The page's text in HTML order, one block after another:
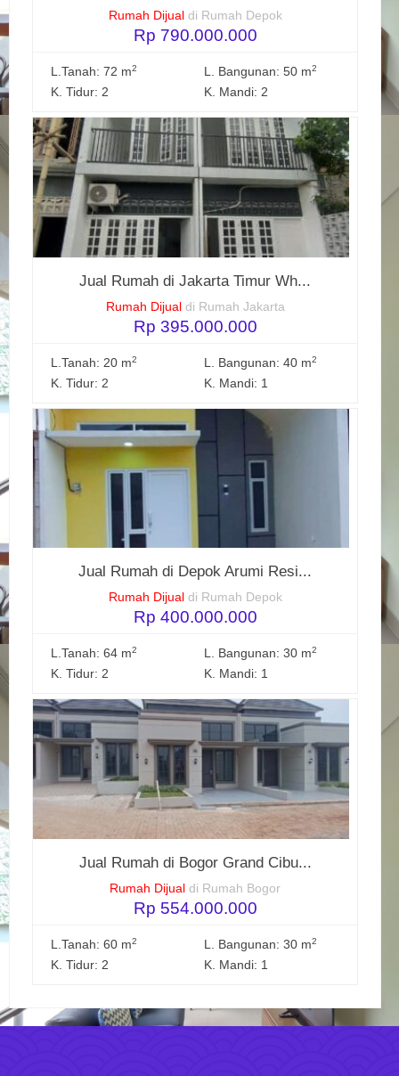
Rumah Dijual di Rumah Depok
Rp 790.000.000
L.Tanah: 72 m2 L. Bangunan: 50 m2
K. Tidur: 2 K. Mandi: 2
Jual Rumah di Jakarta Timur Wh...
Rumah Dijual di Rumah Jakarta
Rp 395.000.000
L.Tanah: 20 m2 L. Bangunan: 40 m2
K. Tidur: 2 K. Mandi: 1
Jual Rumah di Depok Arumi Resi...
Rumah Dijual di Rumah Depok
Rp 400.000.000
L.Tanah: 64 m2 L. Bangunan: 30 m2
K. Tidur: 2 K. Mandi: 1
Jual Rumah di Bogor Grand Cibu...
Rumah Dijual di Rumah Bogor
Rp 554.000.000
L.Tanah: 60 m2 L. Bangunan: 30 m2
K. Tidur: 2 K. Mandi: 1